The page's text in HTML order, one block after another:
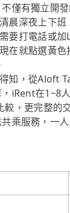
僅有獨立開
晨深夜上下
要打電話或
在就點選黃
知，從Aloft
iRent在1~8
，更完整的
乘服務，一